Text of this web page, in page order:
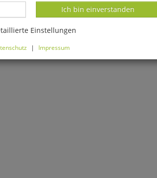
Datenverarbeitung -
Ich bin einverstanden
-
Einstellungen
| Impressum
nur mit zwingend notwendigen Cookies